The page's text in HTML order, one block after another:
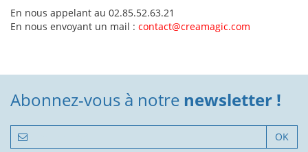
En nous appelant au 02.85.52.63.21
En nous envoyant un mail : contact@creamagic.com
Abonnez-vous à notre newsletter !
OK